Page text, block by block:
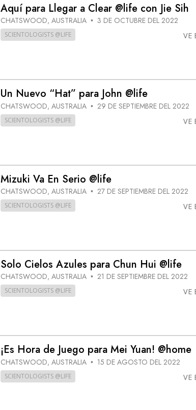
Aquí para Llegar a Clear @life con Jie Sih
CHATSWOOD, AUSTRALIA • 3 DE OCTUBRE DEL 2022
SCIENTOLOGISTS @LIFE VE
Un Nuevo “Hat” para John @life
CHATSWOOD, AUSTRALIA • 29 DE SEPTIEMBRE DEL 2022
SCIENTOLOGISTS @LIFE VE
Mizuki Va En Serio @life
CHATSWOOD, AUSTRALIA • 27 DE SEPTIEMBRE DEL 2022
SCIENTOLOGISTS @LIFE VE
Solo Cielos Azules para Chun Hui @life
CHATSWOOD, AUSTRALIA • 21 DE SEPTIEMBRE DEL 2022
SCIENTOLOGISTS @LIFE VE
¡Es Hora de Juego para Mei Yuan! @home
CHATSWOOD, AUSTRALIA • 15 DE AGOSTO DEL 2022
SCIENTOLOGISTS @LIFE VE